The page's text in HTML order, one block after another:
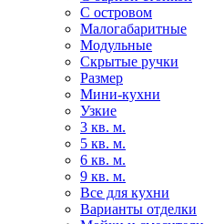
С островом
Малогабаритные
Модульные
Скрытые ручки
Размер
Мини-кухни
Узкие
3 кв. м.
5 кв. м.
6 кв. м.
9 кв. м.
Все для кухни
Варианты отделки